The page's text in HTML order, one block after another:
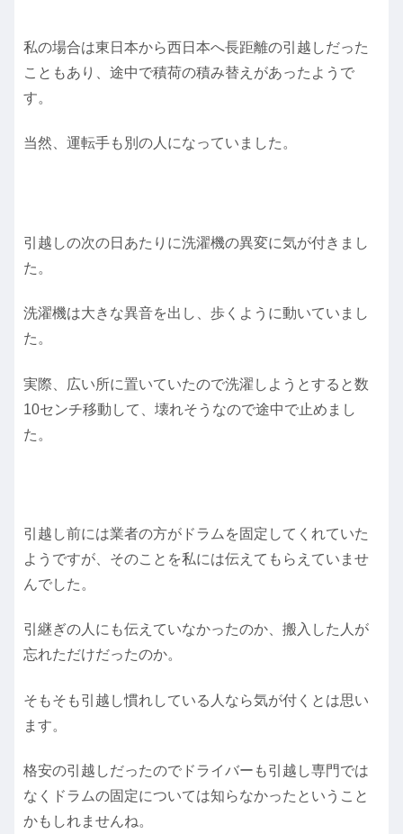
私の場合は東日本から西日本へ長距離の引越しだった
こともあり、途中で積荷の積み替えがあったようで
す。
当然、運転手も別の人になっていました。
引越しの次の日あたりに洗濯機の異変に気が付きまし
た。
洗濯機は大きな異音を出し、歩くように動いていまし
た。
実際、広い所に置いていたので洗濯しようとすると数
10センチ移動して、壊れそうなので途中で止めまし
た。
引越し前には業者の方がドラムを固定してくれていた
ようですが、そのことを私には伝えてもらえていませ
んでした。
引継ぎの人にも伝えていなかったのか、搬入した人が
忘れただけだったのか。
そもそも引越し慣れしている人なら気が付くとは思い
ます。
格安の引越しだったのでドライバーも引越し専門では
なくドラムの固定については知らなかったということ
かもしれませんね。